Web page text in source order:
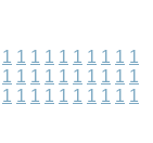
1 1 1 1 1 1 1 1 1 1
1 1 1 1 1 1 1 1 1 1
1 1 1 1 1 1 1 1 1 1